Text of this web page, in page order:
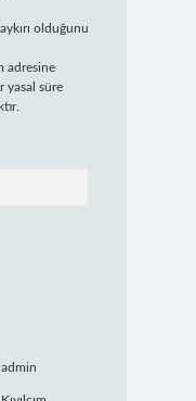
olduğunu
adresine
yasal süre
admin